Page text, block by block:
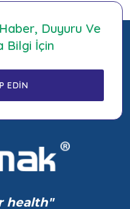
Duyuru Ve
Bilgi İçin
health"